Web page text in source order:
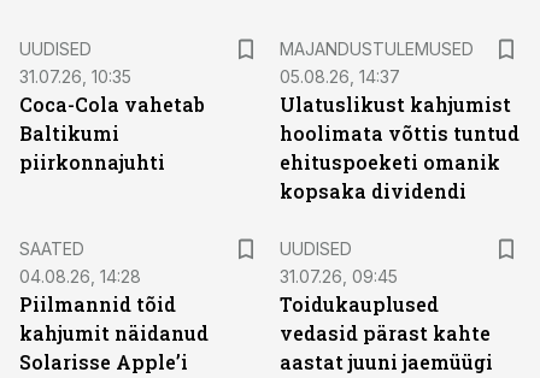
UUDISED
31.07.26, 10:35
Coca-Cola vahetab
Baltikumi
piirkonnajuhti
MAJANDUSTULEMUSED
05.08.26, 14:37
Ulatuslikust kahjumist
hoolimata võttis tuntud
ehituspoeketi omanik
kopsaka dividendi
SAATED
04.08.26, 14:28
Piilmannid tõid
kahjumit näidanud
Solarisse Apple’i
UUDISED
31.07.26, 09:45
Toidukauplused
vedasid pärast kahte
aastat juuni jaemüügi